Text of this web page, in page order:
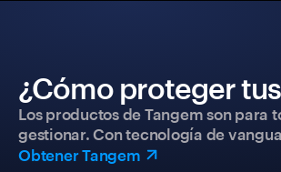
¿Cómo proteger
Los productos de Tangem son
gestionar. Con tecnología de
Obtener Tangem